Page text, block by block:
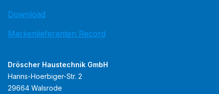
Download
Markenlieferanten Record
Dröscher Haustechnik GmbH
Hanns-Hoerbiger-Str. 2
29664 Walsrode